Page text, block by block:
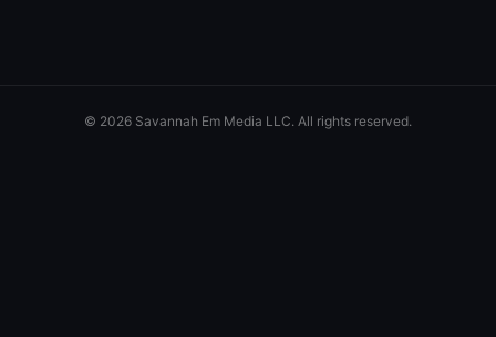
© 2026 Savannah Em Media LLC. All rights reserved.